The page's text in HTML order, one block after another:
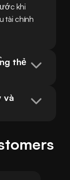
khi
tài chính
thẻ
và